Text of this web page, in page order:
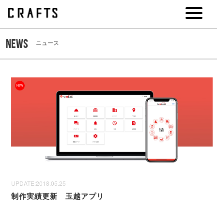
NEWS ニュース
NEW
UPDATE:2018.05.25
制作実績更新 玉越アプリ